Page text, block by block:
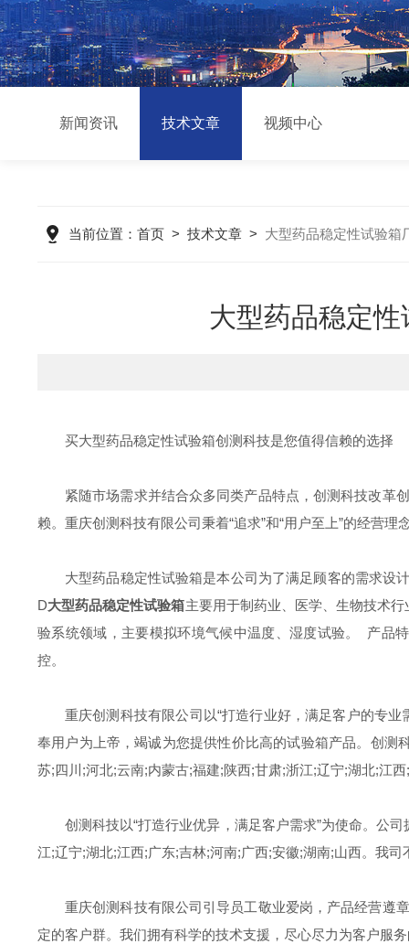
新闻资讯 技术文章 视频中心
当前位置： 首页> 技术文章> 大型药品稳定性试验箱
大型药品稳定
买大型药品稳定性试验箱创测科技是您值得信赖的选择
紧随市场需求并结合众多同类产品特点，创测科技改革
赖。重庆创测科技有限公司秉着“追求”和“用户至上”的经营
大型药品稳定性试验箱是本公司为了满足顾客的需求
D大型药品稳定性试验箱主要用于制药业、医学、生物技术
验系统领域，主要模拟环境气候中温度、湿度试验。 产品
控。
重庆创测科技有限公司以“打造行业好，满足客户的专
奉用户为上帝，竭诚为您提供性价比高的试验箱产品。创
苏;四川;河北;云南;内蒙古;福建;陕西;甘肃;浙江;辽宁;湖北;江
创测科技以“打造行业优异，满足客户需求”为使命。公
江;辽宁;湖北;江西;广东;吉林;河南;广西;安徽;湖南;山西。我
重庆创测科技有限公司引导员工敬业爱岗，产品经营遵
定的客户群。我们拥有科学的技术支援，尽心尽力为客户服